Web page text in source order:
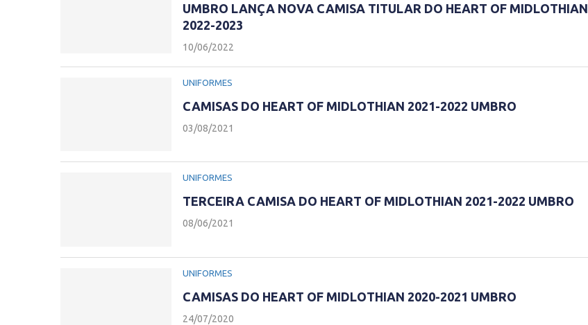
UMBRO LANÇA NOVA CAMISA TITULAR DO HEART OF MIDLOTHIAN
2022-2023
10/06/2022
UNIFORMES
CAMISAS DO HEART OF MIDLOTHIAN 2021-2022 UMBRO
03/08/2021
UNIFORMES
TERCEIRA CAMISA DO HEART OF MIDLOTHIAN 2021-2022 UMBRO
08/06/2021
UNIFORMES
CAMISAS DO HEART OF MIDLOTHIAN 2020-2021 UMBRO
24/07/2020